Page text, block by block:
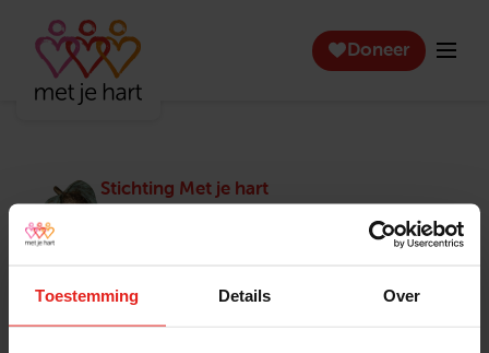
Toestemming Details Over
Doneer
Stichting Met je hart
Stichting Met je hart laat ouderen die zich
eenzaam voelen weer genieten en inspireert
winnaar van het Appeltje van Oranje.